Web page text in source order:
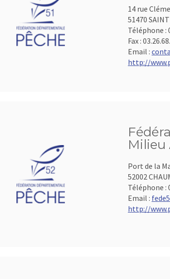
14 rue
51470
Téléphone :
Fax :
Email :
http://
Milieu
Port de la
52002
Téléphone :
Email :
http://